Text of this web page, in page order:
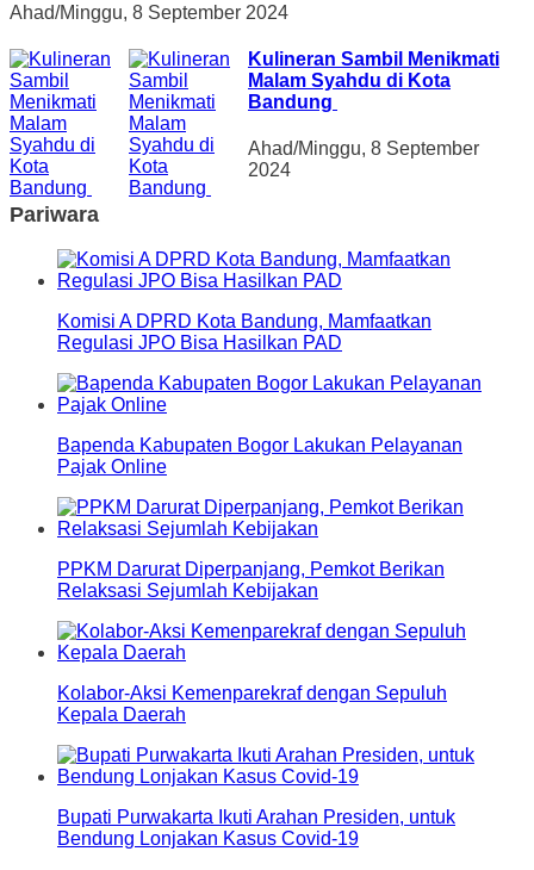
Ahad/Minggu, 8 September 2024
Kulineran Sambil Menikmati
Malam Syahdu di Kota
Bandung
Ahad/Minggu, 8 September
2024
Pariwara
Komisi A DPRD Kota Bandung, Mamfaatkan
Regulasi JPO Bisa Hasilkan PAD
Bapenda Kabupaten Bogor Lakukan Pelayanan
Pajak Online
PPKM Darurat Diperpanjang, Pemkot Berikan
Relaksasi Sejumlah Kebijakan
Kolabor-Aksi Kemenparekraf dengan Sepuluh
Kepala Daerah
Bupati Purwakarta Ikuti Arahan Presiden, untuk
Bendung Lonjakan Kasus Covid-19